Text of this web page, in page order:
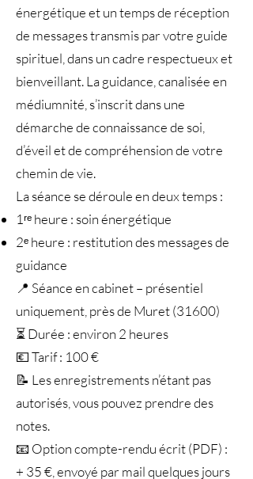
énergétique et un temps de réception
de messages transmis par votre guide
spirituel, dans un cadre respectueux et
bienveillant. La guidance, canalisée en
médiumnité, s’inscrit dans une
démarche de connaissance de soi,
d’éveil et de compréhension de votre
chemin de vie.
La séance se déroule en deux temps :
1ʳᵉ heure : soin énergétique
2ᵉ heure : restitution des messages de
guidance
📍 Séance en cabinet – présentiel
uniquement, près de Muret (31600)
⏳ Durée : environ 2 heures
💶 Tarif : 100 €
📝 Les enregistrements n’étant pas
autorisés, vous pouvez prendre des
notes.
📧 Option compte-rendu écrit (PDF) :
+ 35 €, envoyé par mail quelques jours